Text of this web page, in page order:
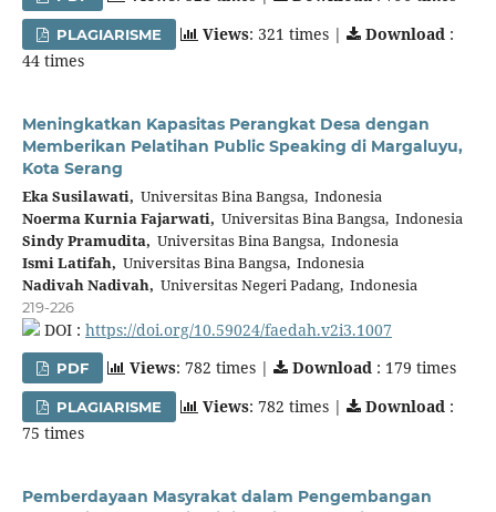
PLAGIARISME Views: 321 times | Download :
44 times
Meningkatkan Kapasitas Perangkat Desa dengan
Memberikan Pelatihan Public Speaking di Margaluyu,
Kota Serang
Eka Susilawati, Universitas Bina Bangsa, Indonesia
Noerma Kurnia Fajarwati, Universitas Bina Bangsa, Indonesia
Sindy Pramudita, Universitas Bina Bangsa, Indonesia
Ismi Latifah, Universitas Bina Bangsa, Indonesia
Nadivah Nadivah, Universitas Negeri Padang, Indonesia
219-226
DOI : https://doi.org/10.59024/faedah.v2i3.1007
PDF Views: 782 times | Download : 179 times
PLAGIARISME Views: 782 times | Download :
75 times
Pemberdayaan Masyrakat dalam Pengembangan